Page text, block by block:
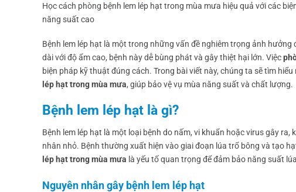
Học cách phòng bệnh lem lép hạt trong mùa mưa hiệu quả với các
năng suất cao
Bệnh lem lép hạt là một trong những vấn đề nghiêm trọng ảnh
dài với độ ẩm cao, bệnh này dễ bùng phát và gây thiệt hại lớn. Việc
biện pháp kỹ thuật đúng cách. Trong bài viết này, chúng ta sẽ tìm
lép hạt trong mùa mưa, giúp bảo vệ vụ mùa năng suất và chất lượng.
Bệnh lem lép hạt là gì?
Bệnh lem lép hạt là một loại bệnh do nấm, vi khuẩn hoặc virus gây
nhân nhỏ. Bệnh thường xuất hiện vào giai đoạn lúa trổ bông và tạo
lép hạt trong mùa mưa là yếu tố quan trọng để đảm bảo năng suất
Nguyên nhân gây bệnh lem lép hạt